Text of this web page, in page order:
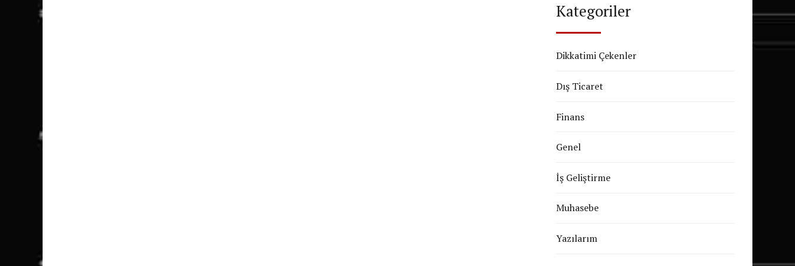
Kategoriler
Dikkatimi Çekenler
Dış Ticaret
Finans
Genel
İş Geliştirme
Muhasebe
Yazılarım